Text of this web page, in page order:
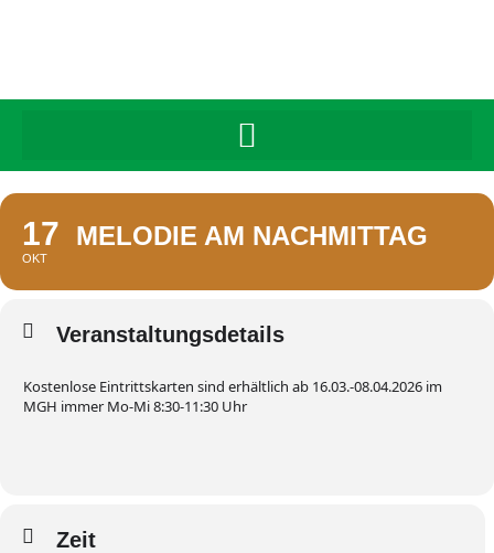
17
OKT
MELODIE AM NACHMITTAG
Veranstaltungsdetails
Kostenlose Eintrittskarten sind erhältlich ab 16.03.-08.04.2026 im
MGH immer Mo-Mi 8:30-11:30 Uhr
Zeit